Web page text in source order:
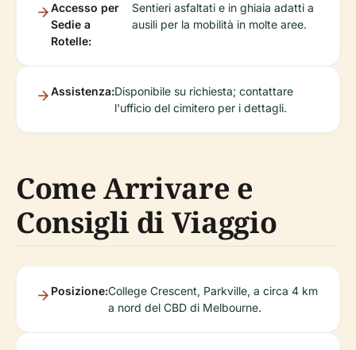
Accesso per
Sedie a
Rotelle:
Sentieri asfaltati e in ghiaia adatti a
ausili per la mobilità in molte aree.
Assistenza:Disponibile su richiesta; contattare
l'ufficio del cimitero per i dettagli.
Come Arrivare e
Consigli di Viaggio
Posizione:College Crescent, Parkville, a circa 4 km
a nord del CBD di Melbourne.